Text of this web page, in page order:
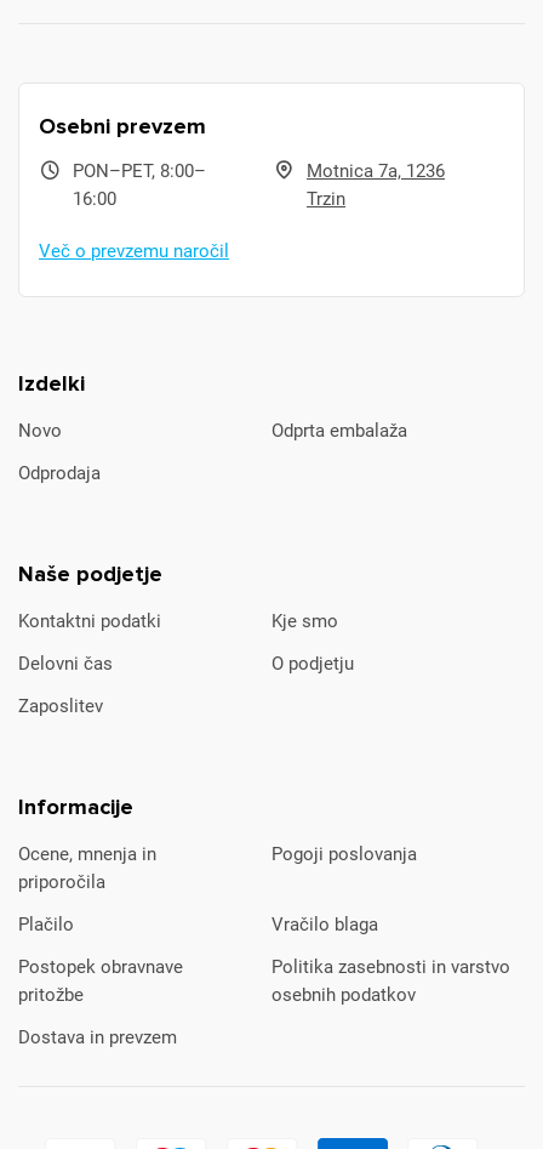
Izdelki
Novo
Odprta embalaža
Odprodaja
Naše podjetje
Kontaktni podatki
Kje smo
Delovni čas
O podjetju
Zaposlitev
Informacije
Ocene, mnenja in
priporočila
Pogoji poslovanja
Plačilo
Vračilo blaga
Postopek obravnave
pritožbe
Politika zasebnosti in varstvo
osebnih podatkov
Dostava in prevzem
Osebni prevzem
PON–PET, 8:00–
16:00
Motnica 7a, 1236
Trzin
Več o prevzemu naročil